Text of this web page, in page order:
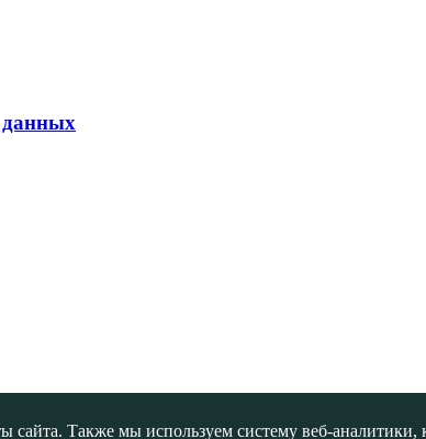
Также мы используем систему веб-аналитики,